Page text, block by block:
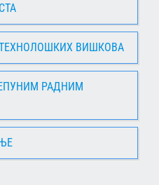
ВИШКОВА
РАДНИМ